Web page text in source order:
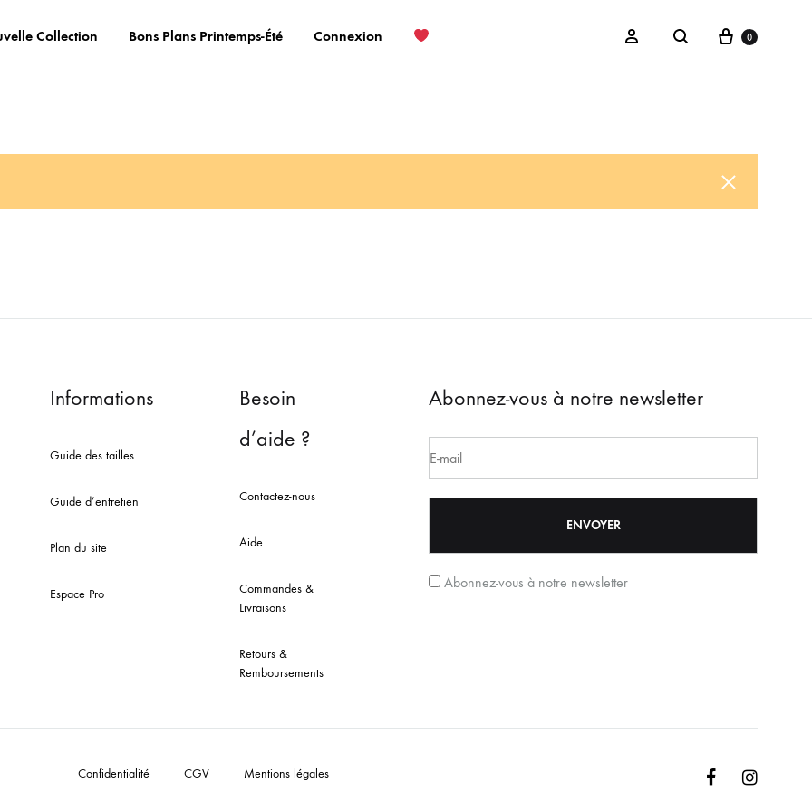
Collection Bons Plans Printemps-Été Connexion Sign in
Search
Cart
0
Informations
Guide des tailles
Guide d’entretien
Plan du site
Espace Pro
Besoin
d’aide ?
Contactez-nous
Aide
Commandes &
Livraisons
Retours &
Remboursements
Abonnez-vous à notre newsletter
Abonnez-vous à notre newsletter
Confidentialité CGV Mentions légales Facebook